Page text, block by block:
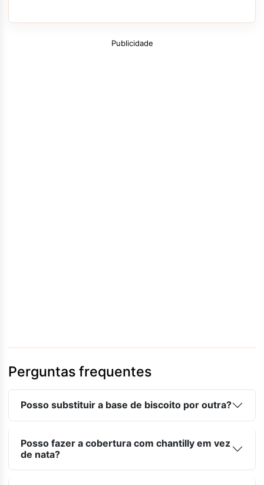
Publicidade
Perguntas frequentes
Posso substituir a base de biscoito por outra?
Posso fazer a cobertura com chantilly em vez
de nata?